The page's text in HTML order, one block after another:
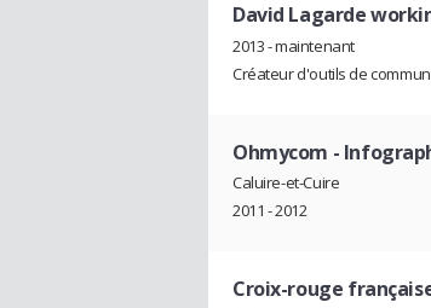
David Lagarde
2013 - maintenant
Créateur d'outils de
Ohmycom -
Caluire-et-Cuire
2011 - 2012
Croix-rouge